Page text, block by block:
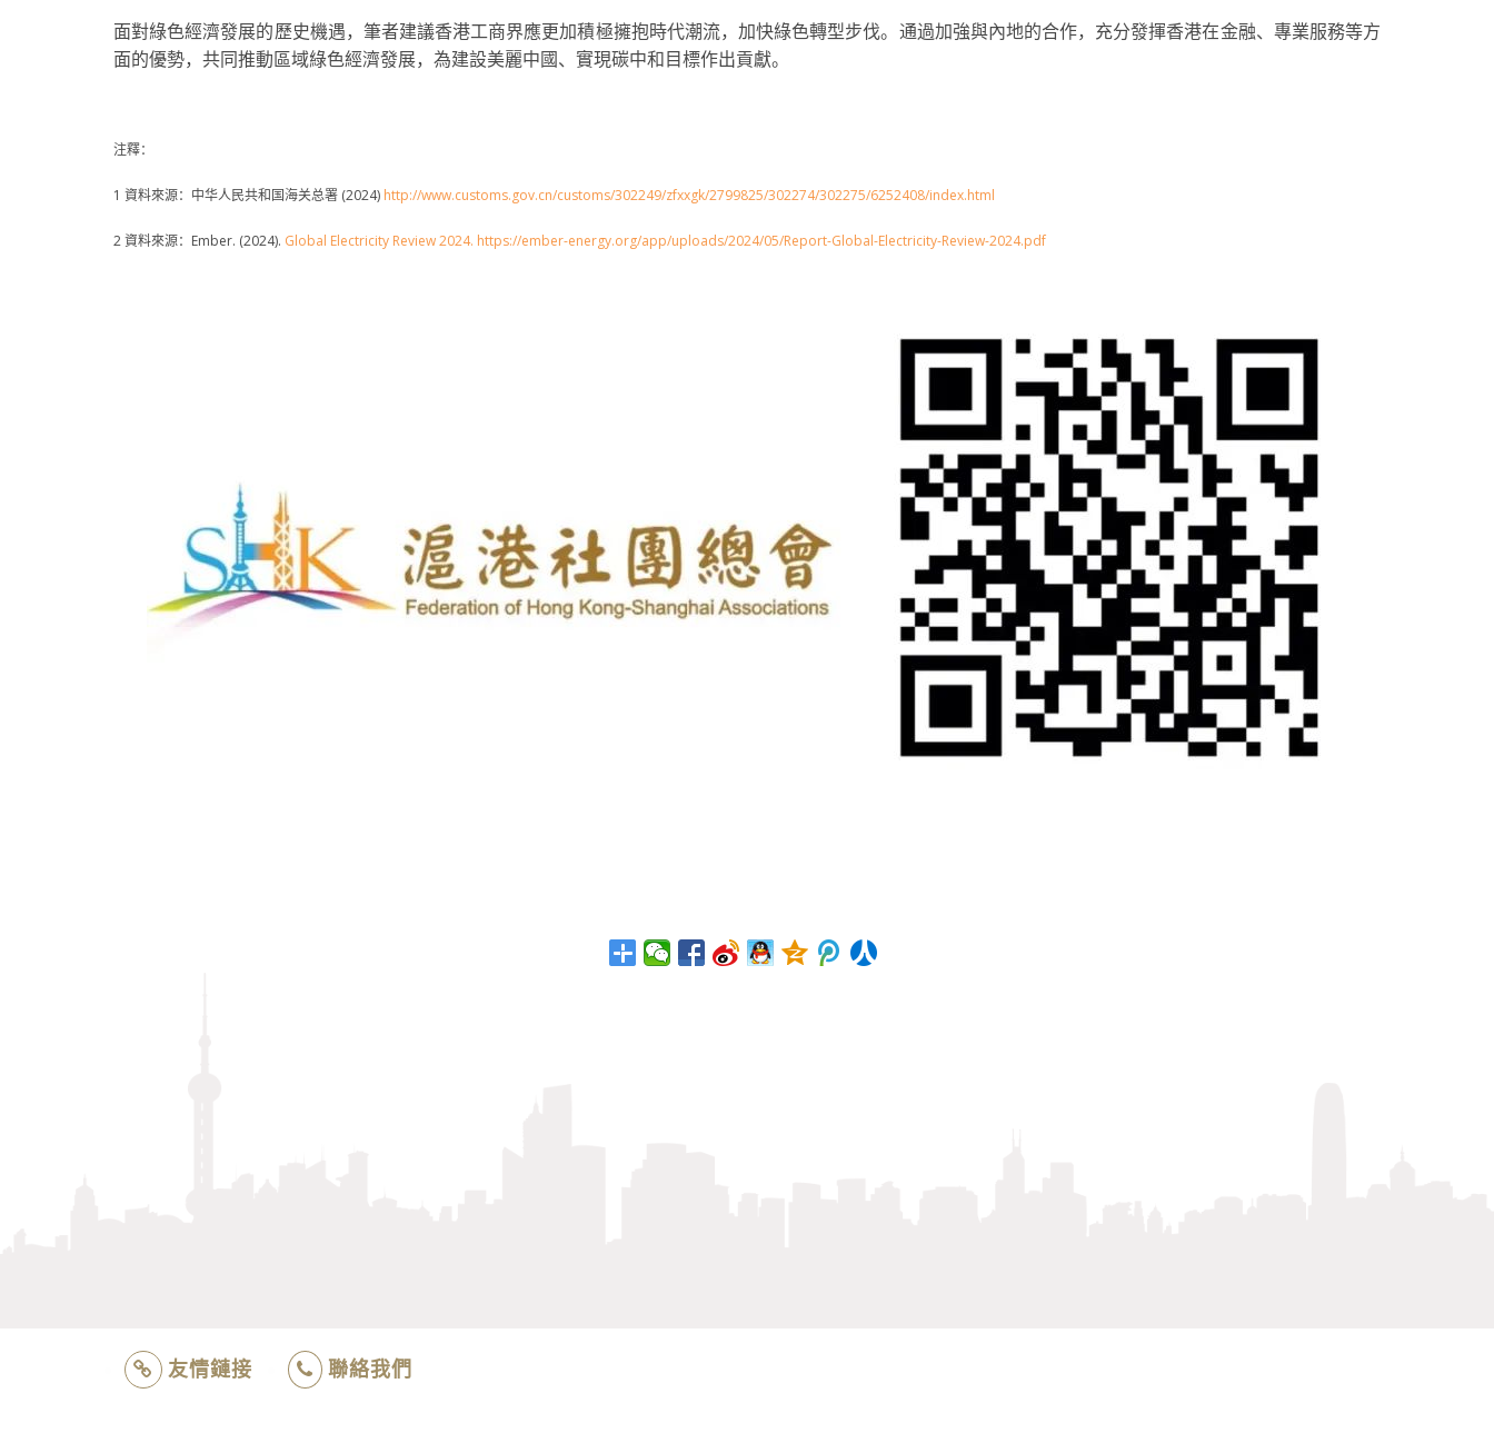
面對綠色經濟發展的歷史機遇，筆者建議香港工商界應更加積極擁抱時代潮流，加快綠色轉型步伐。通過加強與內地的合作，充分發揮香港在金融、專業服務等方
面的優勢，共同推動區域綠色經濟發展，為建設美麗中國、實現碳中和目標作出貢獻。
注釋：
1 資料來源：中华人民共和国海关总署 (2024) http://www.customs.gov.cn/customs/302249/zfxxgk/2799825/302274/302275/6252408/index.html
2 資料來源：Ember. (2024). Global Electricity Review 2024. https://ember-energy.org/app/uploads/2024/05/Report-Global-Electricity-Review-2024.pdf
友情鏈接 聯絡我們